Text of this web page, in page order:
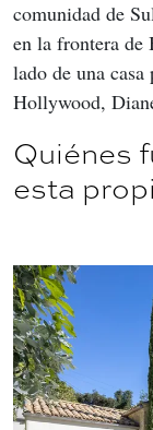
comunidad de
en la frontera de
lado de una
Hollywood,
Quiénes
esta